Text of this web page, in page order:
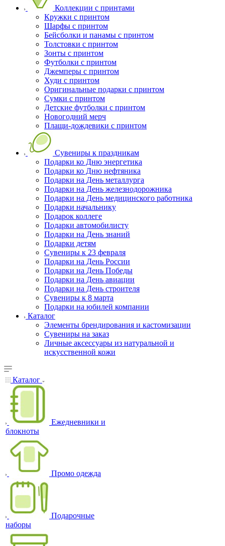
Коллекции с принтами
Кружки с принтом
Шарфы с принтом
Бейсболки и панамы с принтом
Толстовки с принтом
Зонты с принтом
Футболки с принтом
Джемперы с принтом
Худи с принтом
Оригинальные подарки с принтом
Сумки с принтом
Детские футболки с принтом
Новогодний мерч
Плащи-дождевики с принтом
Сувениры к праздникам
Подарки ко Дню энергетика
Подарки ко Дню нефтяника
Подарки на День металлурга
Подарки на День железнодорожника
Подарки на День медицинского работника
Подарки начальнику
Подарок коллеге
Подарки автомобилисту
Подарки на День знаний
Подарки детям
Сувениры к 23 февраля
Подарки на День России
Подарки на День Победы
Подарки на День авиации
Подарки на День строителя
Сувениры к 8 марта
Подарки на юбилей компании
Каталог
Элементы брендирования и кастомизации
Сувениры на заказ
Личные аксессуары из натуральной и
искусственной кожи
Каталог
Ежедневники и
блокноты
Промо одежда
Подарочные
наборы